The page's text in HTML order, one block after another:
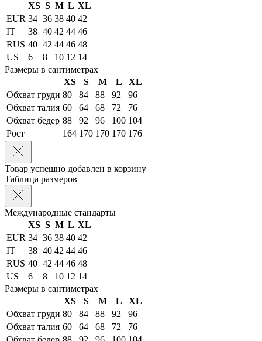
XS S M L XL
EUR 34 36 38 40 42
IT
38 40 42 44 46
RUS 40 42 44 46 48
US
6 8 10 12 14
Размеры в сантиметрах
XS
S M L
XL
Обхват груди 80 84 88 92
96
Обхват талия 60 64 68 72
76
Обхват бедер 88 92 96 100 104
Рост
164 170 170 170 176
Товар успешно добавлен в корзину
Таблица размеров
Международные стандарты
XS S M L XL
EUR 34 36 38 40 42
IT
38 40 42 44 46
RUS 40 42 44 46 48
US
6 8 10 12 14
Размеры в сантиметрах
XS
S M L
XL
Обхват груди 80 84 88 92
96
Обхват талия 60 64 68 72
76